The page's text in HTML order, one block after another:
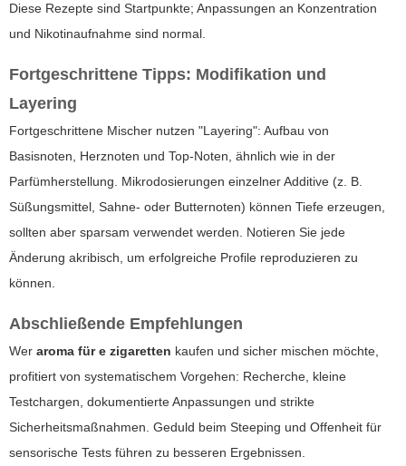
Diese Rezepte sind Startpunkte; Anpassungen an Konzentration
und Nikotinaufnahme sind normal.
Fortgeschrittene Tipps: Modifikation und
Layering
Fortgeschrittene Mischer nutzen "Layering": Aufbau von
Basisnoten, Herznoten und Top-Noten, ähnlich wie in der
Parfümherstellung. Mikrodosierungen einzelner Additive (z. B.
Süßungsmittel, Sahne- oder Butternoten) können Tiefe erzeugen,
sollten aber sparsam verwendet werden. Notieren Sie jede
Änderung akribisch, um erfolgreiche Profile reproduzieren zu
können.
Abschließende Empfehlungen
Wer aroma für e zigaretten kaufen und sicher mischen möchte,
profitiert von systematischem Vorgehen: Recherche, kleine
Testchargen, dokumentierte Anpassungen und strikte
Sicherheitsmaßnahmen. Geduld beim Steeping und Offenheit für
sensorische Tests führen zu besseren Ergebnissen.